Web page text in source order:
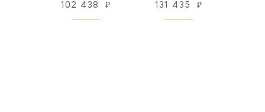
102 438 ₽ 131 435 ₽